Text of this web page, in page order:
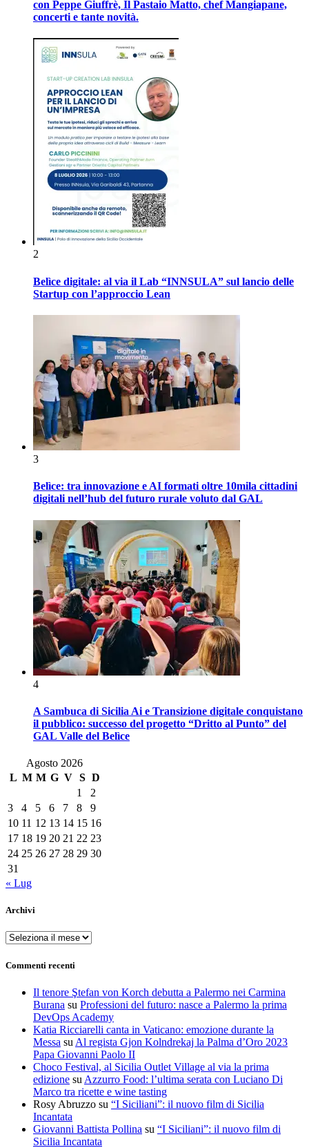
con Peppe Giuffrè, Il Pastaio Matto, chef Mangiapane,
concerti e tante novità.
2
Belìce digitale: al via il Lab “INNSULA” sul lancio delle
Startup con l’approccio Lean
3
Belìce: tra innovazione e AI formati oltre 10mila cittadini
digitali nell’hub del futuro rurale voluto dal GAL
4
A Sambuca di Sicilia Ai e Transizione digitale conquistano
il pubblico: successo del progetto “Dritto al Punto” del
GAL Valle del Belìce
Agosto 2026
L M M G V S D
1
2
3
4 5 6 7 8
9
10 11 12 13 14 15 16
17 18 19 20 21 22 23
24 25 26 27 28 29 30
31
« Lug
Archivi
Archivi
Commenti recenti
Il tenore Ştefan von Korch debutta a Palermo nei Carmina
Burana su Professioni del futuro: nasce a Palermo la prima
DevOps Academy
Katia Ricciarelli canta in Vaticano: emozione durante la
Messa su Al regista Gjon Kolndrekaj la Palma d’Oro 2023
Papa Giovanni Paolo II
Choco Festival, al Sicilia Outlet Village al via la prima
edizione su Azzurro Food: l’ultima serata con Luciano Di
Marco tra ricette e wine tasting
Rosy Abruzzo su “I Siciliani”: il nuovo film di Sicilia
Incantata
Giovanni Battista Pollina su “I Siciliani”: il nuovo film di
Sicilia Incantata